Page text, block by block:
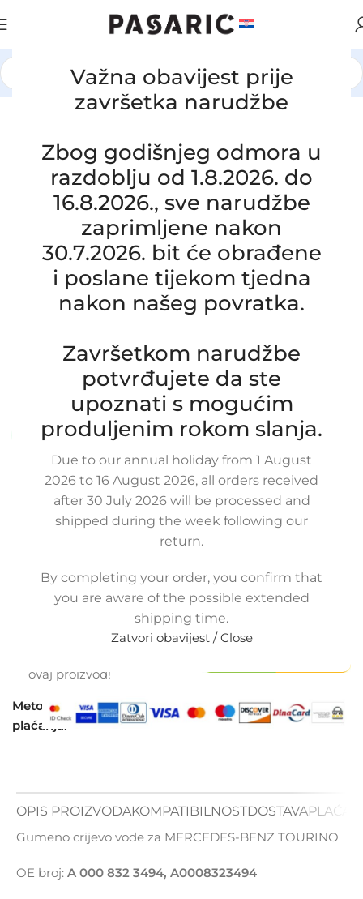
Važna obavijest prije
završetka narudžbe
Zbog godišnjeg odmora u
razdoblju od 1.8.2026. do
16.8.2026., sve narudžbe
zaprimljene nakon
30.7.2026. bit će obrađene
i poslane tijekom tjedna
nakon našeg povratka.
Završetkom narudžbe
potvrđujete da ste
upoznati s mogućim
produljenim rokom slanja.
Due to our annual holiday from 1 August
2026 to 16 August 2026, all orders received
after 30 July 2026 will be processed and
shipped during the week following our
return.
By completing your order, you confirm that
you are aware of the possible extended
shipping time.
Zatvori obavijest / Close
KAMIONI I AUTOBUSI/MERCEDES
MERCEDES-BENZ TOURINO, A 000
832 3494, A0008323494
15-2-4/ob
Novo |Garancija: 2 god jamstva
Dostupno uz narudžbu (isti ili sljedeći radni dan)
65,00€ £44.57
€ex VAT
+
Dodaj u košaricu
Buy now
Usporedi
Dodaj na popis kupovine
ovaj proizvod!
Metode
plaćanja:
OPIS PROIZVODAKOMPATIBILNOSTDOSTAVA
Gumeno crijevo vode za MERCEDES-BENZ TOURINO
OE broj: A 000 832 3494, A0008323494